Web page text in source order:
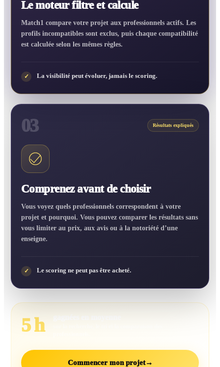
Le moteur filtre et calcule
Match1 compare votre projet aux professionnels actifs. Les
profils incompatibles sont exclus, puis chaque compatibilité
est calculée selon les mêmes règles.
✓ La visibilité peut évoluer, jamais le scoring.
03 Résultats expliqués
Comprenez avant de choisir
Vous voyez quels professionnels correspondent à votre
projet et pourquoi. Vous pouvez comparer les résultats sans
vous limiter au prix, aux avis ou à la notoriété d’une
enseigne.
✓ Le scoring ne peut pas être acheté.
5 h
Commencer mon projet→